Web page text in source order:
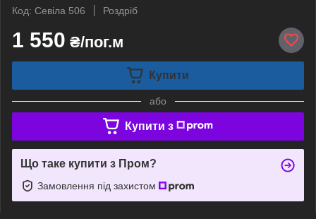
Код: Севіла 506
Роздріб
1 550 ₴/пог.м
Купити
або
Купити з
Що таке купити з Пром?
Замовлення під захистом